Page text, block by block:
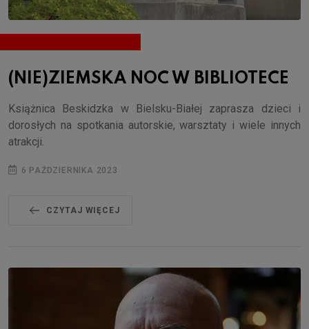
(NIE)ZIEMSKA NOC W BIBLIOTECE
Książnica Beskidzka w Bielsku-Białej zaprasza dzieci i
dorosłych na spotkania autorskie, warsztaty i wiele innych
atrakcji.
6 PAŹDZIERNIKA 2023
CZYTAJ WIĘCEJ